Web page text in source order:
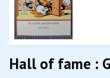
Hall of fame :